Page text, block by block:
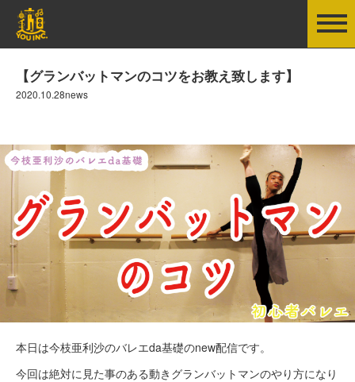
【グランバットマンのコツをお教え致します】
2020.10.28news
本日は今枝亜利沙のバレエda基礎のnew配信です。
今回は絶対に見た事のある動きグランバットマンのやり方になり